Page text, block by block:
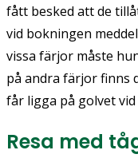
fått besked att de
vid bokningen
vissa färjor måste
på andra färjor finns
får ligga på golvet
Resa med